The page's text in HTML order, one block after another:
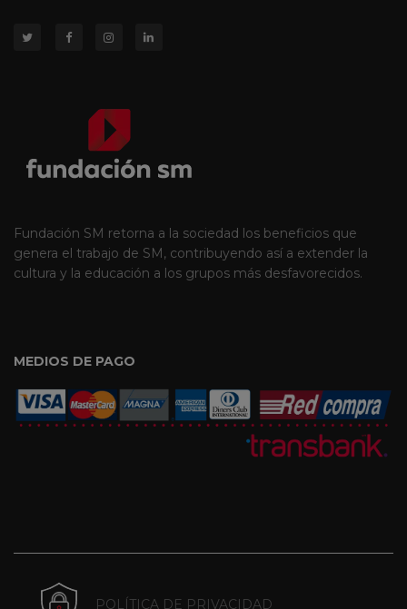
Fundación SM retorna a la sociedad los beneficios que
genera el trabajo de SM, contribuyendo así a extender la
cultura y la educación a los grupos más desfavorecidos.
MEDIOS DE PAGO
POLÍTICA DE PRIVACIDAD